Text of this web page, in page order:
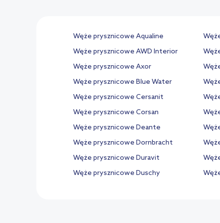
Węże prysznicowe Aqualine
Węże prysznicowe AWD Interior
Węże prysznicowe Axor
Węże prysznicowe Blue Water
Węże prysznicowe Cersanit
Węże prysznicowe Corsan
Węże prysznicowe Deante
Węże prysznicowe Dornbracht
Węże prysznicowe Duravit
Węże prysznicowe Duschy